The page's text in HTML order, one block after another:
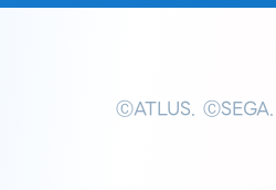
ⒸATLUS. ⒸSEGA.